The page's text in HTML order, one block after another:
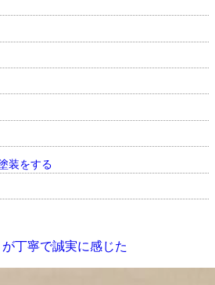
装をする
丁寧で誠実に感じた